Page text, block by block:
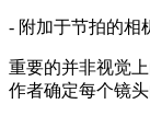
- 附加于节拍的相
重要的并非视觉
作者确定每个镜头